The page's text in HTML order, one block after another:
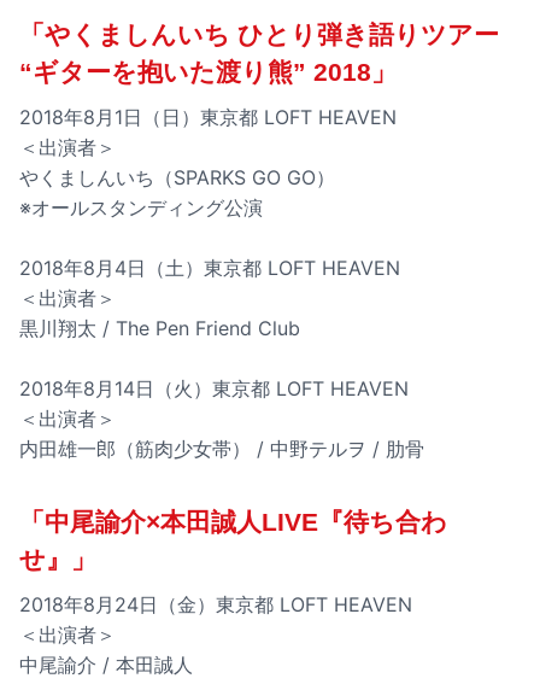
「やくましんいち ひとり弾き語りツアー
“ギターを抱いた渡り熊” 2018」
2018年8月1日（日）東京都 LOFT HEAVEN
＜出演者＞
やくましんいち（SPARKS GO GO）
※オールスタンディング公演
2018年8月4日（土）東京都 LOFT HEAVEN
＜出演者＞
黒川翔太 / The Pen Friend Club
2018年8月14日（火）東京都 LOFT HEAVEN
＜出演者＞
内田雄一郎（筋肉少女帯） / 中野テルヲ / 肋骨
「中尾諭介×本田誠人LIVE『待ち合わ
せ』」
2018年8月24日（金）東京都 LOFT HEAVEN
＜出演者＞
中尾諭介 / 本田誠人